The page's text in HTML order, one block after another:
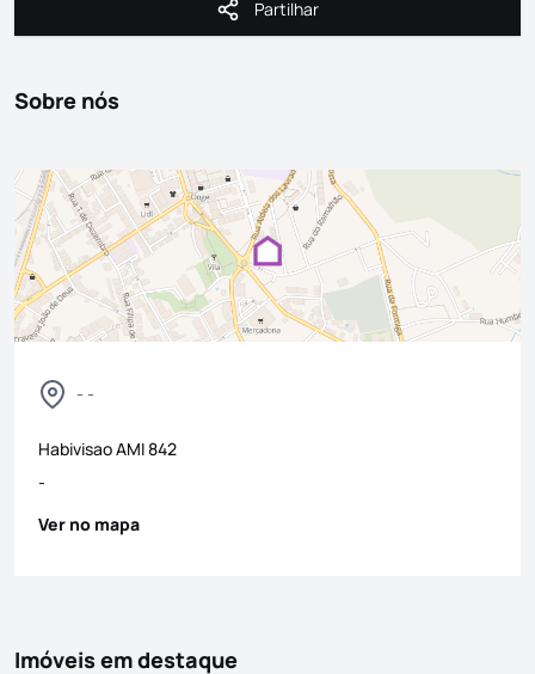
Partilhar
Partilhar
Sobre nós
- -
HabivisaoAMI842
-
Ver no mapa
Imóveis em destaque